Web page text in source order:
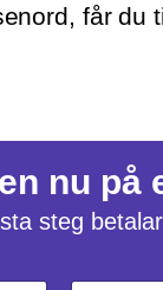
får
nu på
steg